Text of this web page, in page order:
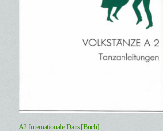
A2 Internationale Dans [Buch]